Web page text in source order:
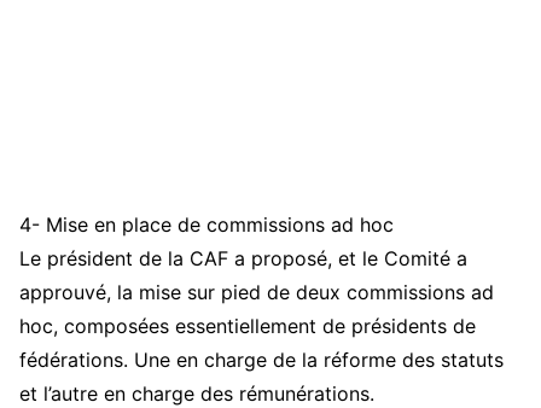
4- Mise en place de commissions ad hoc
Le président de la CAF a proposé, et le Comité a
approuvé, la mise sur pied de deux commissions ad
hoc, composées essentiellement de présidents de
fédérations. Une en charge de la réforme des statuts
et l’autre en charge des rémunérations.